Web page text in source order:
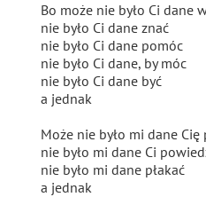
Bo może nie było Ci dane
nie było Ci dane znać
nie było Ci dane pomóc
nie było Ci dane, by móc
nie było Ci dane być
a jednak
Może nie było mi dane Cię
nie było mi dane Ci
nie było mi dane płakać
a jednak